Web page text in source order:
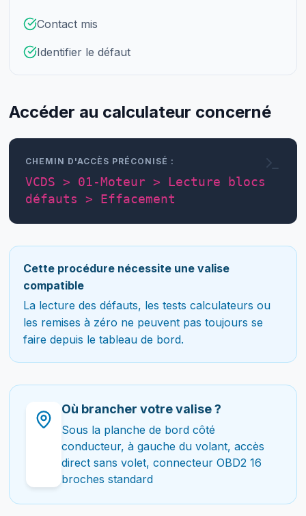
Contact mis
Identifier le défaut
Accéder au calculateur concerné
CHEMIN D'ACCÈS PRÉCONISÉ :
VCDS > 01-Moteur > Lecture blocs
défauts > Effacement
Cette procédure nécessite une valise
compatible
La lecture des défauts, les tests calculateurs ou
les remises à zéro ne peuvent pas toujours se
faire depuis le tableau de bord.
Où brancher votre valise ?
Sous la planche de bord côté
conducteur, à gauche du volant, accès
direct sans volet, connecteur OBD2 16
broches standard